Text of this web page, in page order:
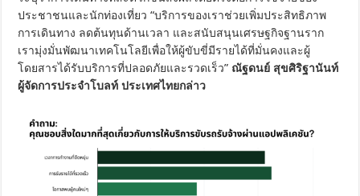
ประชาชนและนักท่องเที่ยว “บริการของเราช่วยเพิ่มประสิทธิภาพ
การเดินทาง ลดต้นทุนด้านเวลา และสนับสนุนเศรษฐกิจฐานราก
เรามุ่งมั่นพัฒนาเทคโนโลยีเพื่อให้ผู้ขับขี่มีรายได้ที่มั่นคงและผู้
โดยสารได้รับบริการที่ปลอดภัยและรวดเร็ว” ณัฐดนย์ สุขศิริฐานันท์
ผู้จัดการประจำโบลท์ ประเทศไทยกล่าว